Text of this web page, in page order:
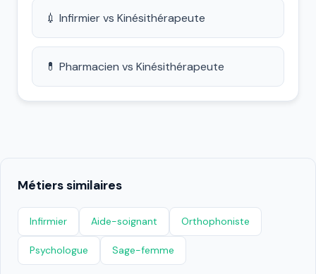
💉 Infirmier vs Kinésithérapeute
💊 Pharmacien vs Kinésithérapeute
Métiers similaires
Infirmier Aide-soignant Orthophoniste
Psychologue Sage-femme